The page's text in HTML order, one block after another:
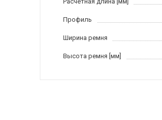
Профиль
Ширина ремня
Высота ремня [мм]